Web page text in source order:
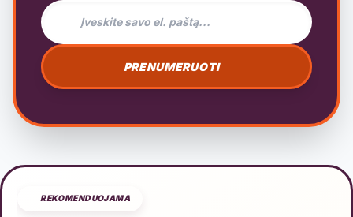
El. pašto adresas naujienlaiškiui
PRENUMERUOTI
REKOMENDUOJAMA